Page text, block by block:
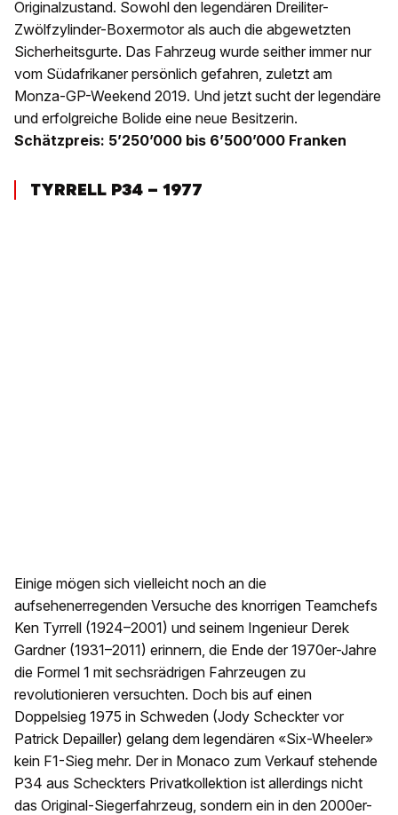
Originalzustand. Sowohl den legendären Dreiliter-
Zwölfzylinder-Boxermotor als auch die abgewetzten
Sicherheitsgurte. Das Fahrzeug wurde seither immer nur
vom Südafrikaner persönlich gefahren, zuletzt am
Monza-GP-Weekend 2019. Und jetzt sucht der legendäre
und erfolgreiche Bolide eine neue Besitzerin.
Schätzpreis: 5’250’000 bis 6’500’000 Franken
TYRRELL P34 – 1977
Einige mögen sich vielleicht noch an die
aufsehenerregenden Versuche des knorrigen Teamchefs
Ken Tyrrell (1924–2001) und seinem Ingenieur Derek
Gardner (1931–2011) erinnern, die Ende der 1970er-Jahre
die Formel 1 mit sechsrädrigen Fahrzeugen zu
revolutionieren versuchten. Doch bis auf einen
Doppelsieg 1975 in Schweden (Jody Scheckter vor
Patrick Depailler) gelang dem legendären «Six-Wheeler»
kein F1-Sieg mehr. Der in Monaco zum Verkauf stehende
P34 aus Scheckters Privatkollektion ist allerdings nicht
das Original-Siegerfahrzeug, sondern ein in den 2000er-